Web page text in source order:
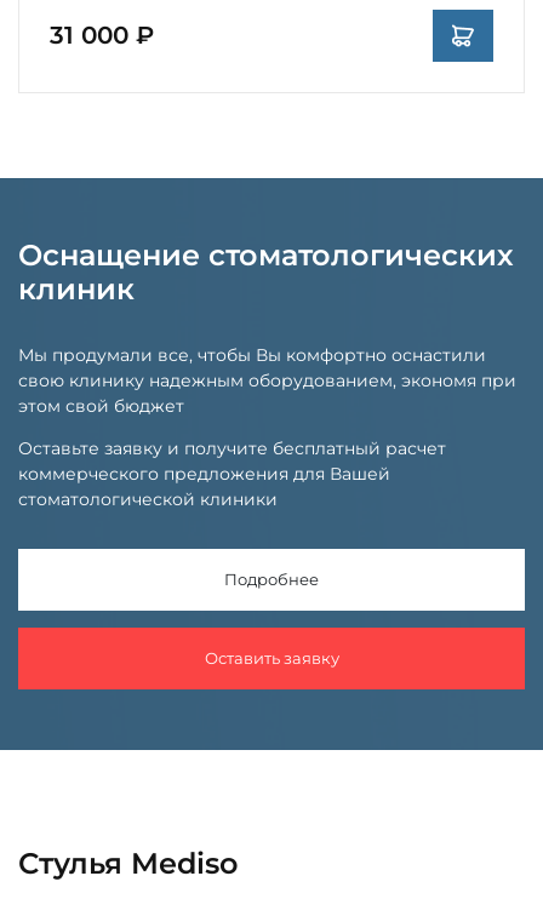
31 000 ₽
Оснащение стоматологических
клиник
Мы продумали все, чтобы Вы комфортно оснастили
свою клинику надежным оборудованием, экономя при
этом свой бюджет
Оставьте заявку и получите бесплатный расчет
коммерческого предложения для Вашей
стоматологической клиники
Подробнее
Оставить заявку
Стулья Mediso